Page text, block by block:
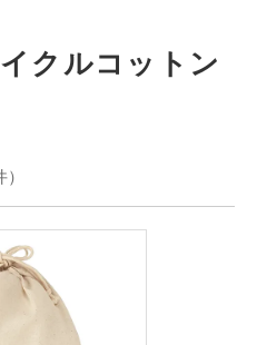
クルコットン